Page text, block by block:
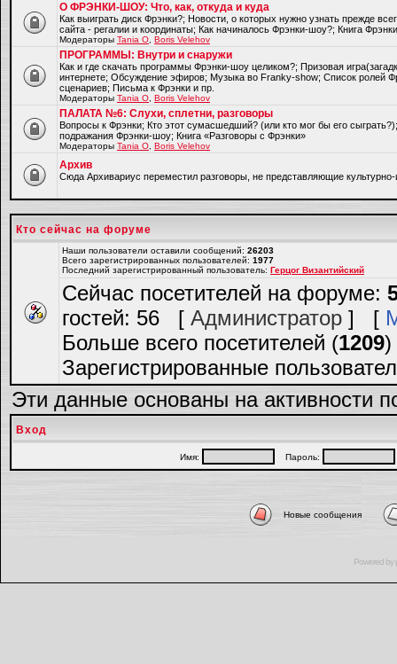
О ФРЭНКИ-ШОУ: Что, как, откуда и куда
Как выиграть диск Фрэнки?; Новости, о которых нужно узнать прежде
сайта - регалии и координаты; Как начиналось Фрэнки-шоу?; Книга
Модераторы Tania O Boris Velehov
ПРОГРАММЫ: Внутри и снаружи
Как и где скачать программы Фрэнки-шоу целиком?; Призовая
интернете; Обсуждение эфиров; Музыка во Franky-show; Список ролей
сценариев; Письма к Фрэнки и пр.
Модераторы Tania O Boris Velehov
ПАЛАТА №6: Слухи, сплетни, разговоры
Вопросы к Фрэнки; Кто этот сумасшедший? (или кто мог бы его
подражания Фрэнки-шоу; Книга «Разговоры с Фрэнки»
Модераторы Tania O Boris Velehov
Архив
Cюда Архивариус переместил разговоры, не представляющие культурно-
Кто сейчас на форуме
Наши пользователи оставили сообщений: 26203
Всего зарегистрированных пользователей: 1977
Последний зарегистрированный пользователь: Герцог Византийский
Сейчас посетителей на форуме:
гостей: 56 [ Администратор ] [
Больше всего посетителей (1209)
Зарегистрированные
Эти данные основаны на активности
Вход
Имя: Пароль:
Новые сообщения
Powered by